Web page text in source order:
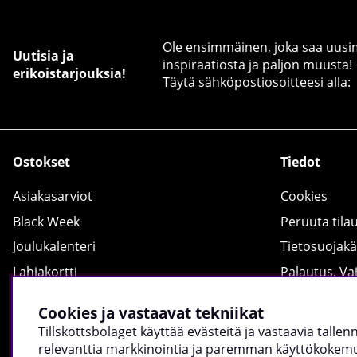
Uutisia ja
erikoistarjouksia!
Ole ensimmäinen, joka saa
inspiraatiosta ja paljon muusta!
Täytä sähköpostiosoitteesi alla:
Ostokset
Asiakasarviot
Black Week
Joulukalenteri
Lahjakortti
Resepti
Tillskottsbolaget Magazine
Tiedot
Cookies
Peruuta
Palautus,
Fyysinen
Cookies ja vastaavat tekniikat
Tillskottsbolaget käyttää evästeitä ja vastaavia
relevanttia markkinointia ja paremman